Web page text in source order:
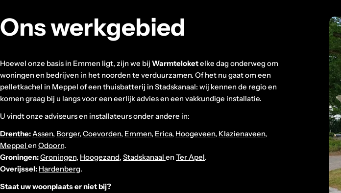
Ons werkgebied
Hoewel onze basis in Emmen ligt, zijn we bij Warmteloketelke dag onderweg om
woningen en bedrijven in het noorden te verduurzamen. Of het nu gaat om een
pelletkachel in Meppel of een thuisbatterij in Stadskanaal: wij kennen de regio en
komen graag bij u langs voor een eerlijk advies en een vakkundige installatie.
U vindt onze adviseurs en installateurs onder andere in:
Drenthe:Assen, Borger, Coevorden, Emmen, Erica, Hoogeveen, Klazienaveen,
Meppel en Odoorn.
Groningen:Groningen, Hoogezand, Stadskanaal en Ter Apel.
Overijssel: Hardenberg.
Staat uw woonplaats er niet bij?